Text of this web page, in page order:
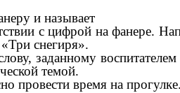
и называет
с цифрой на фанере.
снегиря».
заданному
темой.
провести время на прогулке.